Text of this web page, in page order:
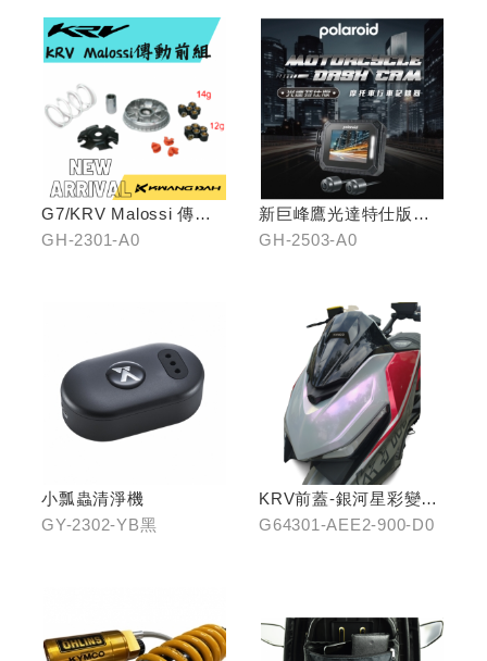
G7/KRV Malossi 傳動
前組
GH-2301-A0
新巨峰鷹光達特仕版行
車紀錄器
GH-2503-A0
小瓢蟲清淨機
GY-2302-YB黑
KRV前蓋-銀河星彩變色
龍
G64301-AEE2-900-D0